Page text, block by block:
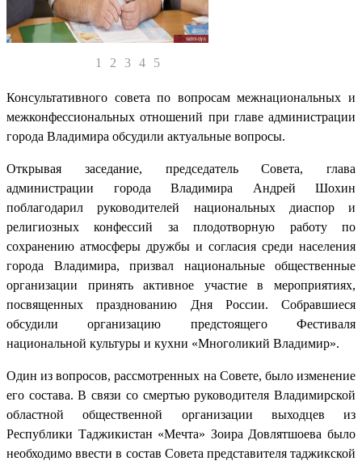
1 2 3 4 5
Консультативного совета по вопросам межнациональных и
межконфессиональных отношений при главе администрации
города Владимира обсудили актуальные вопросы.
Открывая заседание, председатель Совета, глава
администрации города Владимира Андрей Шохин
поблагодарил руководителей национальных диаспор и
религиозных конфессий за плодотворную работу по
сохранению атмосферы дружбы и согласия среди населения
города Владимира, призвал национальные общественные
организации принять активное участие в мероприятиях,
посвященных празднованию Дня России. Собравшиеся
обсудили организацию предстоящего Фестиваля
национальной культуры и кухни «Многоликий Владимир».
Один из вопросов, рассмотренных на Совете, было изменение
его состава. В связи со смертью руководителя Владимирской
областной общественной организации выходцев из
Республики Таджикистан «Мечта» Зоира Довлятшоева было
необходимо ввести в состав Совета представителя таджикской